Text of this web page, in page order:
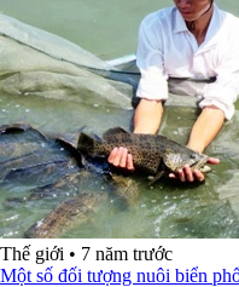
Thế giới • 7 năm trước
Một số đối tượng nuôi biển